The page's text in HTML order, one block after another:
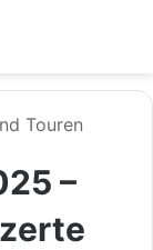
Touren
–